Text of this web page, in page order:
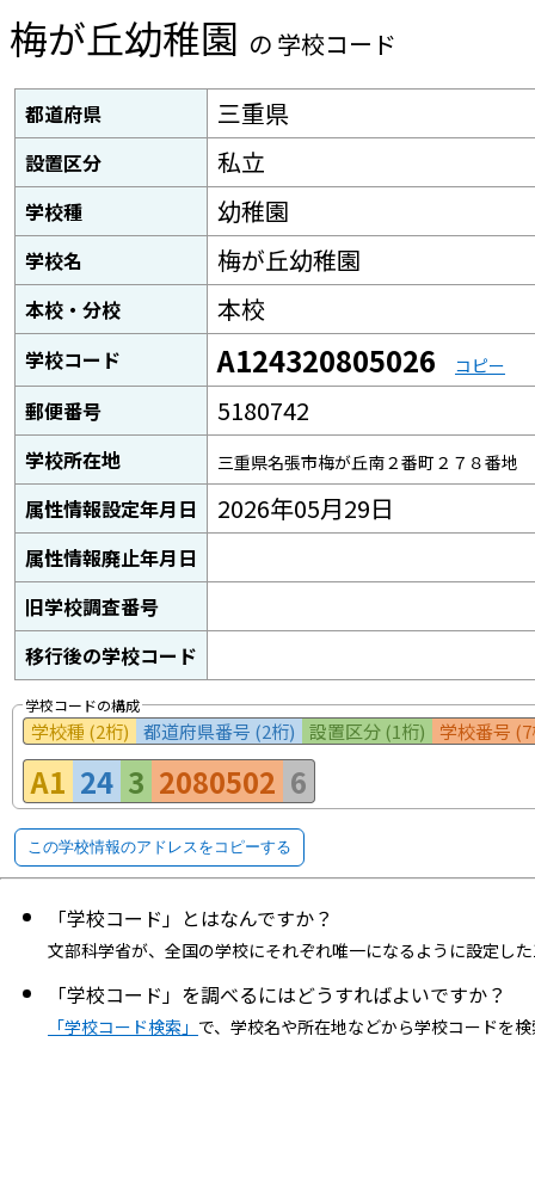
梅が丘幼稚園 の 学校コード
都道府県 三重県
設置区分 私立
学校種 幼稚園
学校名 梅が丘幼稚園
本校・分校 本校
学校コード A124320805026 コピー
郵便番号 5180742
学校所在地 三重県名張市梅が丘南２番町２７８番地
属性情報設定年月日 2026年05月29日
属性情報廃止年月日
旧学校調査番号
移行後の学校コード
学校コードの構成
学校種 (2桁) 都道府県番号 (2桁) 設置区分 (1桁) 学校番号
A1 24 3 2080502 6
この学校情報のアドレスをコピーする
「学校コード」とはなんですか？
文部科学省が、全国の学校にそれぞれ唯一になるように設定し
「学校コード」を調べるにはどうすればよいですか？
「学校コード検索」 で、学校名や所在地などから学校コードを